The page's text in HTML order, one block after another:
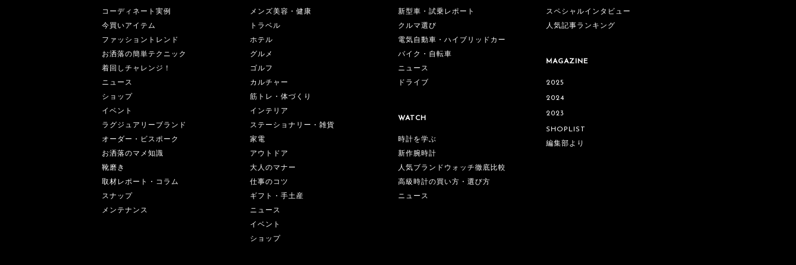
コーディネート実例
今買いアイテム
ファッショントレンド
お洒落の簡単テクニック
着回しチャレンジ！
ニュース
ショップ
イベント
ラグジュアリーブランド
オーダー・ビスポーク
お洒落のマメ知識
靴磨き
取材レポート・コラム
スナップ
メンテナンス
メンズ美容・健康
トラベル
ホテル
グルメ
ゴルフ
カルチャー
筋トレ・体づくり
インテリア
ステーショナリー・雑貨
家電
アウトドア
大人のマナー
仕事のコツ
ギフト・手土産
ニュース
イベント
ショップ
新型車・試乗レポート
クルマ選び
電気自動車・ハイブリッドカー
バイク・自転車
ニュース
ドライブ
WATCH
時計を学ぶ
新作腕時計
人気ブランドウォッチ徹底比較
高級時計の買い方・選び方
ニュース
スペシャルインタビュー
人気記事ランキング
MAGAZINE
2025
2024
2023
SHOPLIST
編集部より